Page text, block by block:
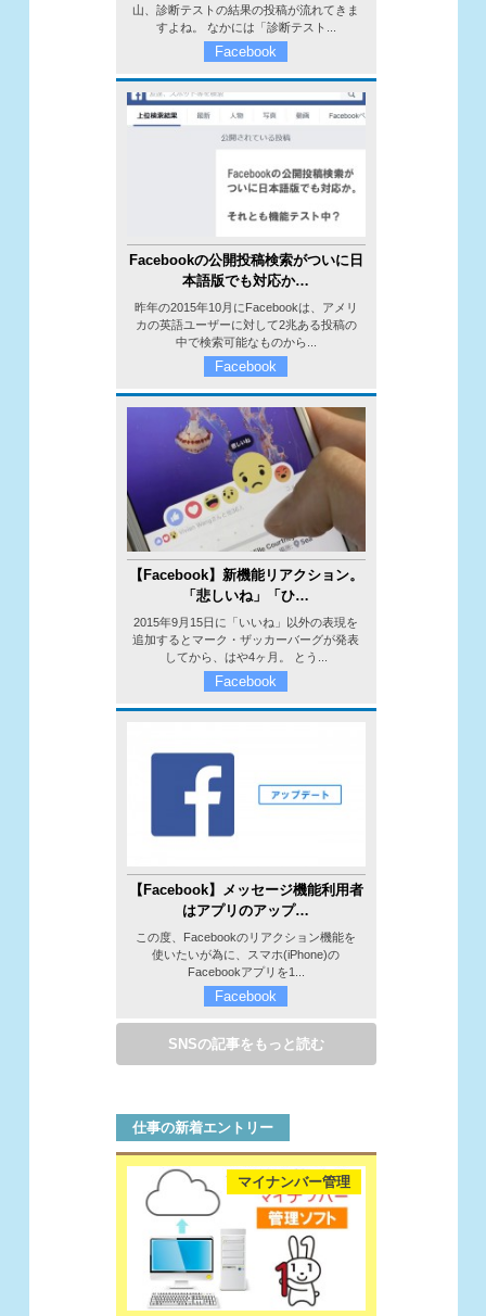
山、診断テストの結果の投稿が流れてきま
すよね。 なかには「診断テスト...
Facebook
Facebookの公開投稿検索がついに日
本語版でも対応か…
昨年の2015年10月にFacebookは、アメリ
カの英語ユーザーに対して2兆ある投稿の
中で検索可能なものから...
Facebook
【Facebook】新機能リアクション。
「悲しいね」「ひ…
2015年9月15日に「いいね」以外の表現を
追加するとマーク・ザッカーバーグが発表
してから、はや4ヶ月。 とう...
Facebook
【Facebook】メッセージ機能利用者
はアプリのアップ…
この度、Facebookのリアクション機能を
使いたいが為に、スマホ(iPhone)の
Facebookアプリを1...
Facebook
SNSの記事をもっと読む
仕事の新着エントリー
マイナンバー管理